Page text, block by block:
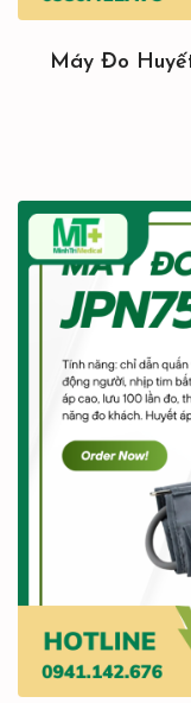
Máy Đo